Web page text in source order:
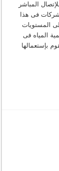
المباشر
الشركات فى هذا
المستويات
.فنحن نعلم أهمية المياه فى
بإستعمالها